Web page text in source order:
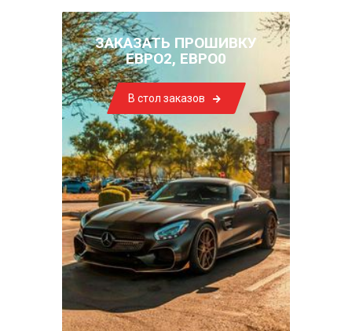
ЗАКАЗАТЬ ПРОШИВКУ
ЕВРО2, ЕВРО0
В стол заказов